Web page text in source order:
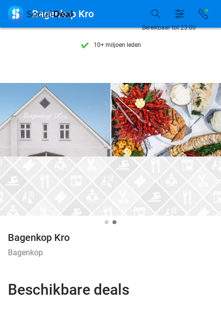
7 dagen per week beschikbaar
10+ miljoen leden
7 dagen per week beschikbaar
10+ miljoen leden
Bereikbaar tot 23:00
 Bagenkop Kro
Bagenkop Kro
Bagenkop
Beschikbare deals